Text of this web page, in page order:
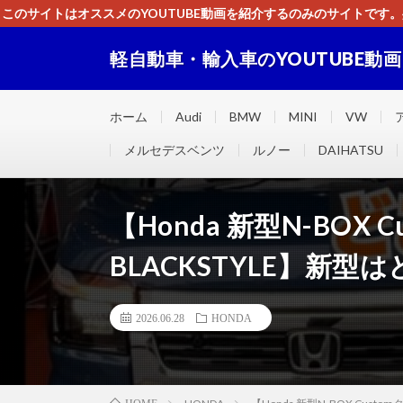
このサイトはオススメのYOUTUBE動画を紹介するのみのサイトです
軽自動車・輸入車のYOUTUBE動
ホーム Audi BMW MINI VW
メルセデスベンツ ルノー DAIHATSU
【Honda 新型N-BOX
BLACKSTYLE】新型
2026.06.28 HONDA